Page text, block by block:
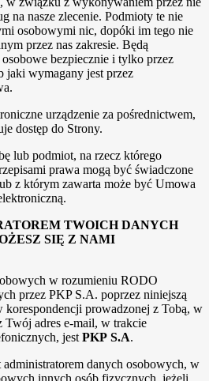
na nasze zlecenie. Podmioty te nie
osobowymi nic, dopóki im tego nie
przez nas zakresie. Będą
bezpiecznie i tylko przez
jaki wymagany jest przez
urządzenie za pośrednictwem,
dostęp do Strony.
lub podmiot, na rzecz którego
prawa mogą być świadczone
z którym zawarta może być Umowa
TWOICH DANYCH
SIĘ Z NAMI
w rozumieniu RODO
przez PKP S.A. poprzez niniejszą
korespondencji prowadzonej z Tobą, w
Twój adres e-mail, w trakcie
jest PKP S.A.
danych osobowych, w
innych osób fizycznych, jeżeli